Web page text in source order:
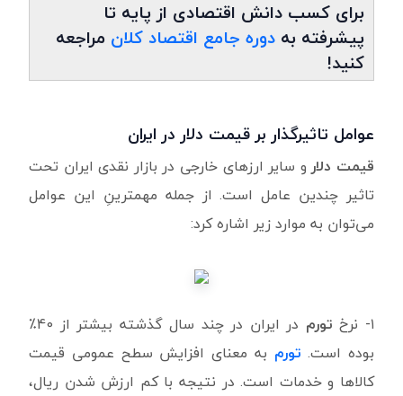
برای کسب دانش اقتصادی از پایه تا
پیشرفته به دوره جامع اقتصاد کلان مراجعه
کنید!
عوامل تاثیرگذار بر قیمت دلار در ایران
قیمت دلارو سایر ارزهای خارجی در بازار نقدی ایران تحت
تاثیر چندین عامل است. از جمله مهمترینِ این عوامل
می‌توان به موارد زیر اشاره کرد:
۱- نرخ تورم
در ایران در چند سال گذشته بیشتر از 40٪
بوده است. تورم به معنای افزایش سطح عمومی قیمت
کالاها و خدمات است. در نتیجه با کم ارزش شدن ریال،